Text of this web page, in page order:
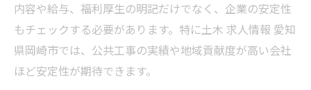
内容や給与、福利厚生の明記だけでなく、企業の安定性
もチェックする必要があります。特に土木 求人情報 愛知
県岡崎市では、公共工事の実績や地域貢献度が高い会社
ほど安定性が期待できます。